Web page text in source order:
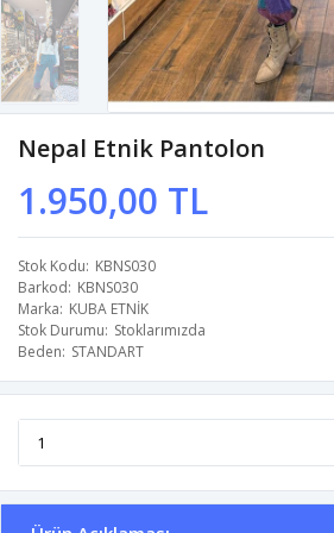
Nepal Etnik Pantolon
1.950,00 TL
Stok Kodu KBNS030
Barkod KBNS030
Marka KUBA ETNİK
Stok Durumu Stoklarımızda
Beden STANDART